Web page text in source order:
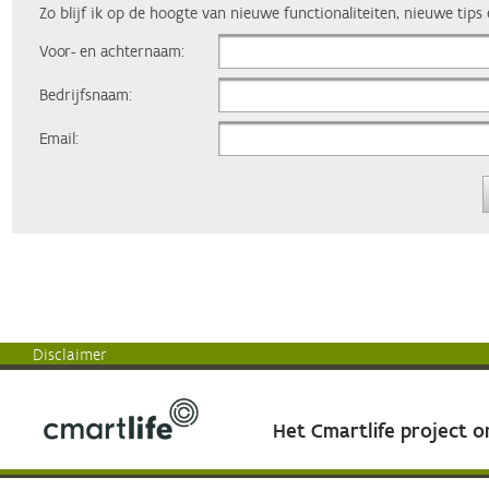
Zo blijf ik op de hoogte van nieuwe functionaliteiten, nieuwe tips
Voor- en achternaam:
Bedrijfsnaam:
Email:
Disclaimer
Het Cmartlife project